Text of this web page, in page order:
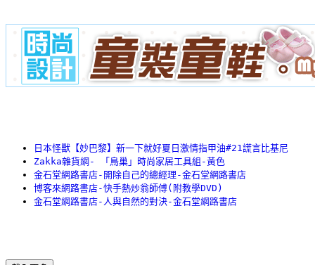
日本怪獸【妙巴黎】新一下就好夏日激情指甲油#21謊言比基尼
Zakka雜貨網- 「鳥巢」時尚家居工具組-黃色
金石堂網路書店-開除自己的總經理-金石堂網路書店
博客來網路書店-快手熱炒翁師傅(附教學DVD)
金石堂網路書店-人與自然的對決-金石堂網路書店